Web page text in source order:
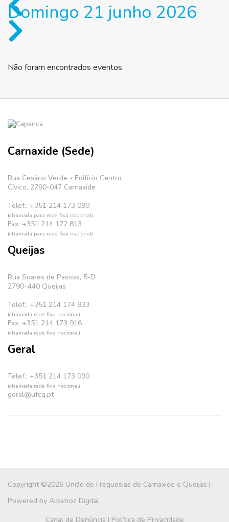
Domingo 21 junho 2026
Não foram encontrados eventos
Carnaxide (Sede)
Rua Cesário Verde - Edifício Centro
Cívico, 2790-047 Carnaxide
Telef.: +351 214 173 090
(chamada para rede fixa nacional)
Fax: +351 214 172 813
(chamada para rede fixa nacional)
Queijas
Rua Soares de Passos, 5-D
2790–440 Queijas
Telef.: +351 214 174 833
(chamada rede fixa nacional)
Fax: +351 214 173 916
(chamada rede fixa nacional)
Geral
Telef.: +351 214 173 090
(chamada rede fixa nacional)
geral@ufcq.pt
Copyright ©2026 União de Freguesias de Carnaxide e Queijas |
Powered by Albatroz Digital
Canal de Denúncia | Política de Privacidade